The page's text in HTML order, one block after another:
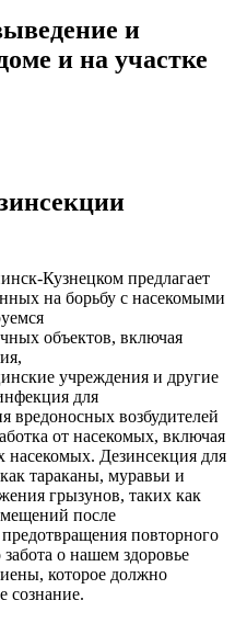
и
и на участке
Кузнецком предлагает
на борьбу с насекомыми
объектов, включая
учреждения и другие
для
вредоносных возбудителей
от насекомых, включая
насекомых. Дезинсекция для
тараканы, муравьи и
грызунов, таких как
после
повторного
о нашем здоровье
которое должно
сознание.